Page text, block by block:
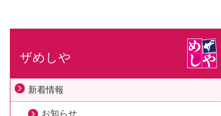
ザめしや
新着情報
お知らせ